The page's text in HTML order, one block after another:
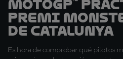
MotoGP™
Premi
de Catalunya
Es hora de comprobar qué pilotos